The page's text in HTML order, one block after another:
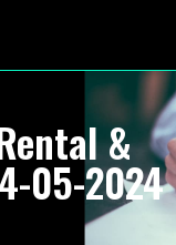
&
05-2024